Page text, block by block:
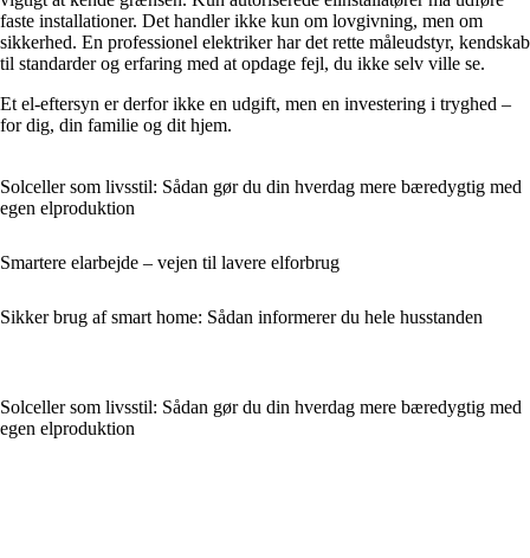
faste installationer. Det handler ikke kun om lovgivning, men om
sikkerhed. En professionel elektriker har det rette måleudstyr, kendskab
til standarder og erfaring med at opdage fejl, du ikke selv ville se.
Et el-eftersyn er derfor ikke en udgift, men en investering i tryghed –
for dig, din familie og dit hjem.
Solceller som livsstil: Sådan gør du din hverdag mere bæredygtig med
egen elproduktion
Smartere elarbejde – vejen til lavere elforbrug
Sikker brug af smart home: Sådan informerer du hele husstanden
Solceller som livsstil: Sådan gør du din hverdag mere bæredygtig med
egen elproduktion